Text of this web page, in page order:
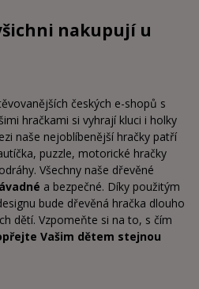
nakupují u
českých e-shopů s
hračkami si vyhrají kluci i holky
naše nejoblíbenější hračky patří
puzzle, motorické hračky
Všechny naše dřevěné
a bezpečné. Díky použitým
bude dřevěná hračka dlouho
dětí. Vzpomeňte si na to, s čím
Vašim dětem stejnou